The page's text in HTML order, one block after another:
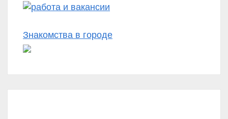
Знакомства в городе